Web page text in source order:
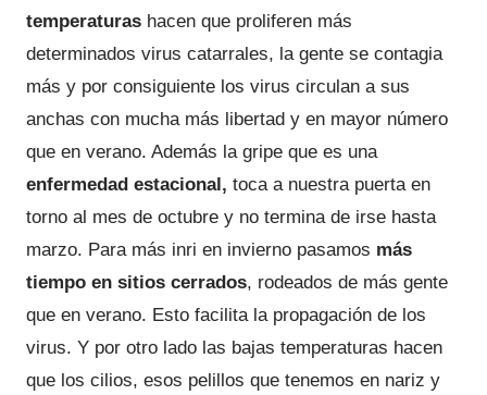
temperaturas hacen que proliferen más
determinados virus catarrales, la gente se contagia
más y por consiguiente los virus circulan a sus
anchas con mucha más libertad y en mayor número
que en verano. Además la gripe que es una
enfermedad estacional, toca a nuestra puerta en
torno al mes de octubre y no termina de irse hasta
marzo. Para más inri en invierno pasamos más
tiempo en sitios cerrados, rodeados de más gente
que en verano. Esto facilita la propagación de los
virus. Y por otro lado las bajas temperaturas hacen
que los cilios, esos pelillos que tenemos en nariz y